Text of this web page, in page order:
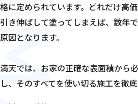
格に定められています。どれだけ高
引き伸ばして塗ってしまえば、数年
原因となります。
満天では、お家の正確な表面積から
し、そのすべてを使い切る施工を徹底